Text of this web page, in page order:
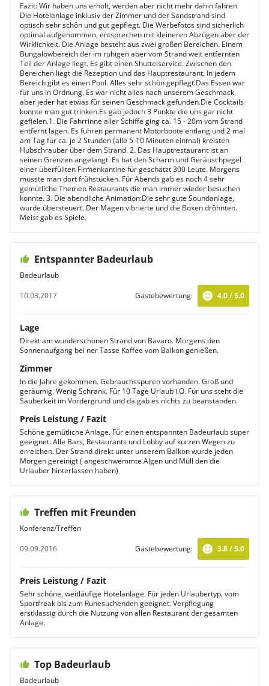
Fazit: Wir haben uns erholt, werden aber nicht mehr dahin fahren
Die Hotelanlage inklusiv der Zimmer und der Sandstrand sind
optisch sehr schön und gut gepflegt. Die Werbefotos sind sicherlich
optimal aufgenommen, entsprechen mit kleineren Abzügen aber der
Wirklichkeit. Die Anlage besteht aus zwei großen Bereichen. Einem
Bungalowbereich der im ruhigen aber vom Strand weit entfernten
Teil der Anlage liegt. Es gibt einen Shuttelservice. Zwischen den
Bereichen liegt die Rezeption und das Hauptrestaurant. In jedem
Bereich gibt es einen Pool. Alles sehr schön gepflegt.Das Essen war
für uns in Ordnung. Es war nicht alles nach unserem Geschmack,
aber jeder hat etwas für seinen Geschmack gefunden.Die Cocktails
konnte man gut trinken.Es gab jedoch 3 Punkte die uns gar nicht
gefielen.1. Die Fahrrinne aller Schiffe ging ca. 15 - 20m vom Strand
entfernt lagen. Es fuhren permanent Motorboote entlang und 2 mal
am Tag für ca. je 2 Stunden (alle 5-10 Minuten einmal) kreisten
Hubschrauber über dem Strand. 2. Das Hauptrestaurant ist an
seinen Grenzen angelangt. Es hat den Scharm und Geräuschpegel
einer überfüllten Firmenkantine für geschätzt 300 Leute. Morgens
musste man dort frühstücken. Für Abends gab es noch 4 sehr
gemütliche Themen Restaurants die man immer wieder besuchen
konnte. 3. Die abendliche Animation:Die sehr gute Soundanlage,
wurde übersteuert. Der Magen vibrierte und die Boxen dröhnten.
Meist gab es Spiele.
Entspannter Badeurlaub
Badeurlaub
10.03.2017
Gästebewertung: 4.0 / 5.0
Lage
Direkt am wunderschönen Strand von Bavaro. Morgens den
Sonnenaufgang bei ner Tasse Kaffee vom Balkon genießen.
Zimmer
In die Jahre gekommen. Gebrauchsspuren vorhanden. Groß und
geräumig. Wenig Schrank. Für 10 Tage Urlaub i.O. Für uns steht die
Sauberkeit im Vordergrund und da gab es nichts zu beanstanden.
Preis Leistung / Fazit
Schöne gemütliche Anlage. Für einen entspannten Badeurlaub super
geeignet. Alle Bars, Restaurants und Lobby auf kurzen Wegen zu
erreichen. Der Strand direkt unter unserem Balkon wurde jeden
Morgen gereinigt ( angeschwemmte Algen und Müll den die
Urlauber hinterlassen haben)
Treffen mit Freunden
Konferenz/Treffen
09.09.2016
Gästebewertung: 3.8 / 5.0
Preis Leistung / Fazit
Sehr schöne, weitläufige Hotelanlage. Für jeden Urlaubertyp, vom
Sportfreak bis zum Ruhesuchenden geeignet. Verpflegung
erstklassig durch die Nutzung von allen Restaurant der gesamten
Anlage.
Top Badeurlaub
Badeurlaub